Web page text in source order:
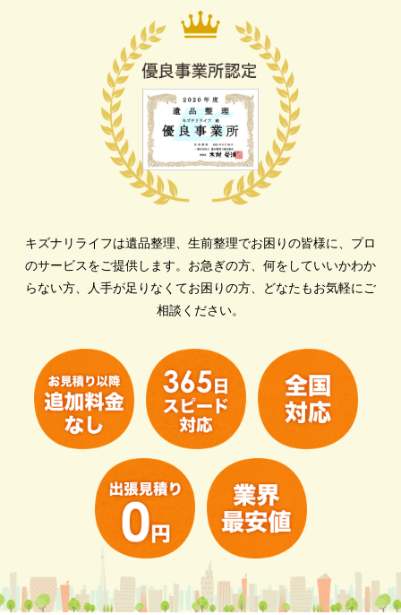
キズナリライフは遺品整理、生前整理でお困りの皆様に、プロ
のサービスをご提供します。 お急ぎの方、何をしていいかわか
らない方、人手が足りなくてお困りの方、どなたもお気軽にご
相談ください。